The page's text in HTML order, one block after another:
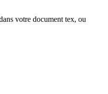
votre document tex, ou